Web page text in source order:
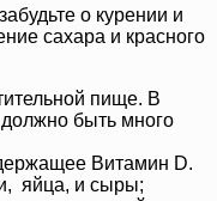
о курении и
сахара и красного
пище. В
быть много
Витамин D.
яйца, и сыры;